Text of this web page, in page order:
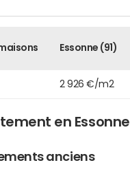
Essonne (91)
2 926 €/m2
en Essonne
anciens